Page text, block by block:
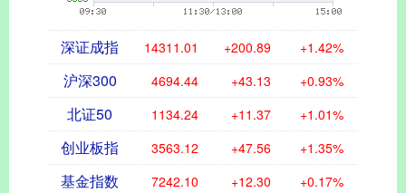
深证成指 14311.01 +200.89 +1.42%
沪深300 4694.44 +43.13 +0.93%
北证50 1134.24 +11.37 +1.01%
创业板指 3563.12 +47.56 +1.35%
基金指数 7242.10 +12.30 +0.17%